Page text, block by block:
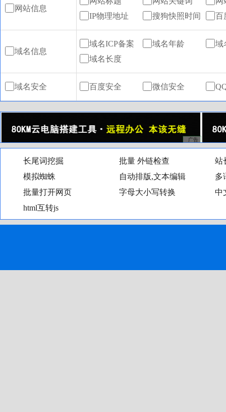
网站信息
IP物理地址
搜狗快照时间 百
域名信息
域名ICP备案 域名年龄
域
域名长度
域名安全 百度安全 微信安全
长尾词挖掘 批量外链检查
站
模拟蜘蛛
自动排版,文本编辑
多
批量打开网页
字母大小写转换
中
html互转js